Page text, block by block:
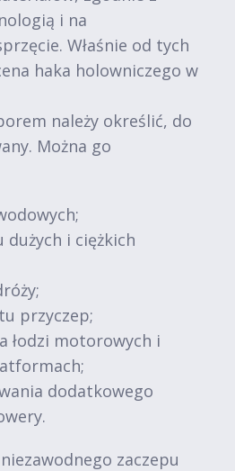
i na
Właśnie od tych
haka holowniczego w
należy określić, do
Można go
dużych i ciężkich
przyczep;
łodzi motorowych i
dodatkowego
zaczepu